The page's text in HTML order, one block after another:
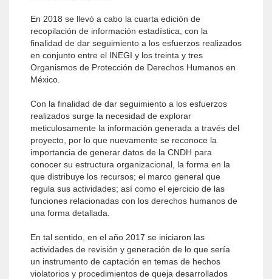
En 2018 se llevó a cabo la cuarta edición de
recopilación de información estadística, con la
finalidad de dar seguimiento a los esfuerzos realizados
en conjunto entre el INEGI y los treinta y tres
Organismos de Protección de Derechos Humanos en
México.
Con la finalidad de dar seguimiento a los esfuerzos
realizados surge la necesidad de explorar
meticulosamente la información generada a través del
proyecto, por lo que nuevamente se reconoce la
importancia de generar datos de la CNDH para
conocer su estructura organizacional, la forma en la
que distribuye los recursos; el marco general que
regula sus actividades; así como el ejercicio de las
funciones relacionadas con los derechos humanos de
una forma detallada.
En tal sentido, en el año 2017 se iniciaron las
actividades de revisión y generación de lo que sería
un instrumento de captación en temas de hechos
violatorios y procedimientos de queja desarrollados